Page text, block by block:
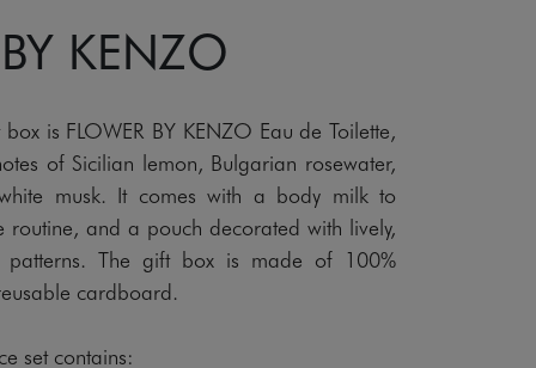
KENZO
is FLOWER BY KENZO Eau de Toilette,
of Sicilian lemon, Bulgarian rosewater,
musk. It comes with a body milk to
routine, and a pouch decorated with lively,
patterns. The gift box is made of 100%
cardboard.
set contains: